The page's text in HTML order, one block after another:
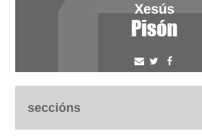
Xesús
Pisón
seccións